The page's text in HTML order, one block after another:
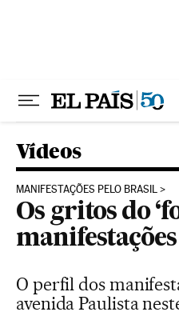
Vídeos
MANIFESTAÇÕES PELO BRASIL
Os gritos do
O perfil dos
avenida Paulista